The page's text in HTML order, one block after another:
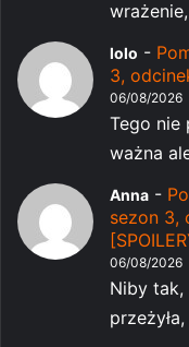
lolo -
3,
06/08/2026
Tego nie
ważna
Anna -
sezon 3,
06/08/2026
Niby